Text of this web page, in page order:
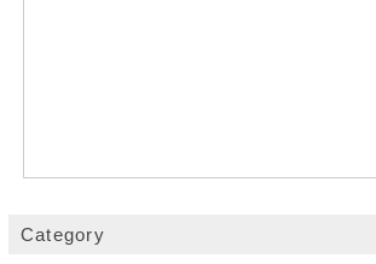
Category